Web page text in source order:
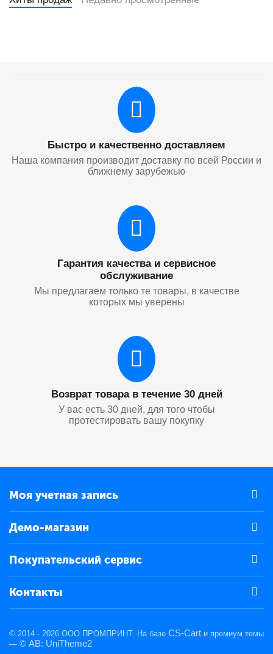
Быстро и качественно доставляем
Наша компания производит доставку по всей России и
ближнему зарубежью
Гарантия качества и сервисное
обслуживание
Мы предлагаем только те товары, в качестве
которых мы уверены
Возврат товара в течение 30 дней
У вас есть 30 дней, для того чтобы
протестировать вашу покупку
Моя учетная запись
Демо-магазин
Покупательский сервис
Контакты
© 2014 - 2026 ООО ПРОМПРИНТ. На базе CS-Cart и премиум темы
— © AB: UniTheme2